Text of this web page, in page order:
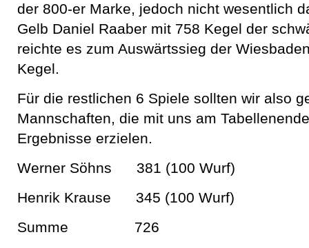
der 800-er Marke, jedoch nicht wesentlich
Gelb Daniel Raaber mit 758 Kegel der
reichte es zum Auswärtssieg der
Kegel.
Für die restlichen 6 Spiele sollten wir also
Mannschaften, die mit uns am
Ergebnisse erzielen.
Werner Söhns 381 (100 Wurf)
Henrik Krause 345 (100 Wurf)
Summe 726